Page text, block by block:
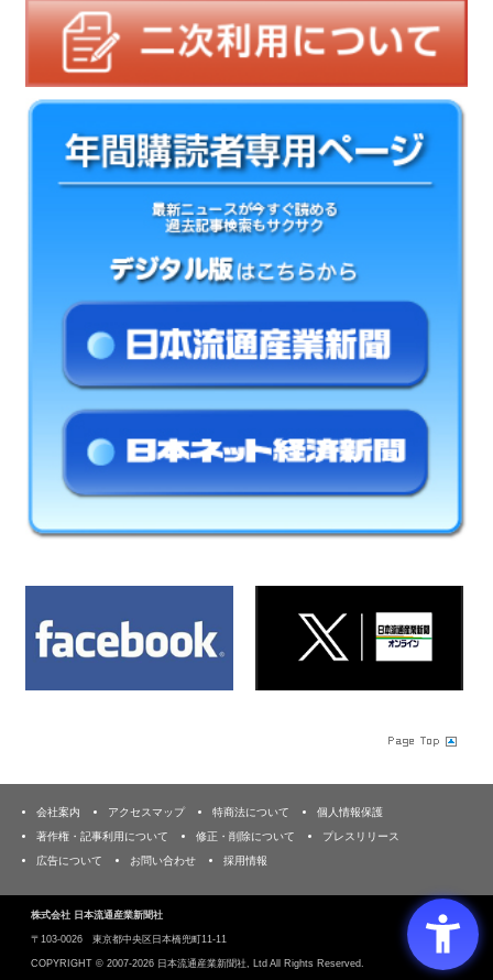
会社案内 アクセスマップ 特商法について
個人情報保護
著作権・記事利用について
修正・削除について
プレスリリース
広告について
お問い合わせ 採用情報
株式会社 日本流通産業新聞社
〒103‐0026 東京都中央区日本橋兜町11-11
COPYRIGHT © 2007-2026 日本流通産業新聞社, Ltd All Rights Reserved.